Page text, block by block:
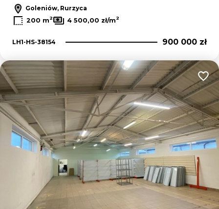
Goleniów, Rurzyca
200 m2 4 500,00 zł/m2
LH1-HS-38154 900 000 zł